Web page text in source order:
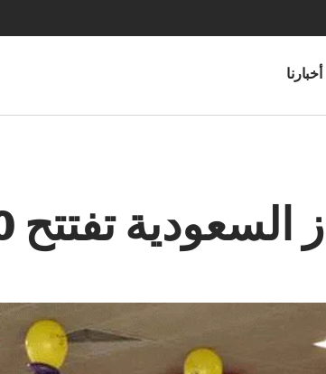
أخبارنا
تفتتح 20 مطعما جديدا وتجدد 13